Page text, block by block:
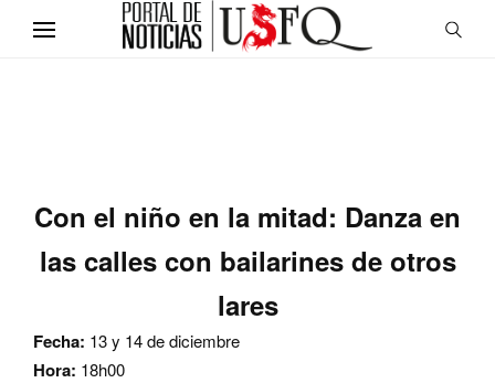
Con el niño en la mitad: Danza en
las calles con bailarines de otros
lares
Fecha: 13 y 14 de diciembre
Hora: 18h00